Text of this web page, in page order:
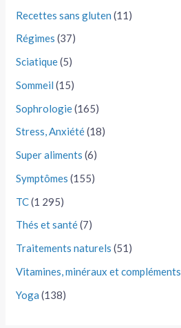
Recettes sans gluten (11)
Régimes (37)
Sciatique(5)
Sommeil (15)
Sophrologie(165)
Stress, Anxiété(18)
Super aliments (6)
Symptômes (155)
TC(1 295)
Thés et santé(7)
Traitements naturels (51)
Vitamines, minéraux et compléments
Yoga (138)